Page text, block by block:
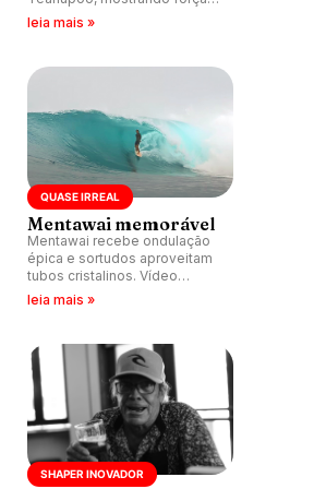
do pico. Imagens revelam
leia mais »
QUASE IRREAL
Mentawai memorável
Mentawai recebe ondulação
épica e sortudos aproveitam
tubos cristalinos. Vídeo
captura perfeição com
leia mais »
SHAPER INOVADOR